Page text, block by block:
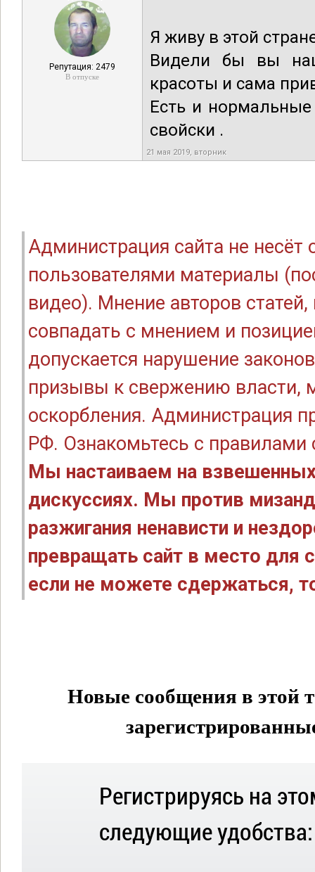
Репутация: 2479
В отпуске
Я живу в этой
Видели бы вы
красоты и сама
Есть и
свойски .
21 мая 2019, вторник
Администрация сайта не
пользователями материалы
видео). Мнение авторов
совпадать с мнением и
допускается нарушение
призывы к свержению власти,
оскорбления. Администрация
РФ. Ознакомьтесь с правилами
Мы настаиваем на
дискуссиях. Мы против
разжигания ненависти и
превращать сайт в место для
если не можете сдержаться,
Новые сообщения в этой
Регистрируясь на
следующие удобства: